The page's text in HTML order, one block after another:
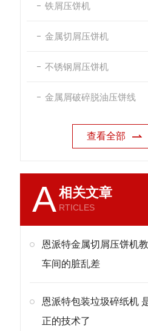
铁屑压饼机
金属切屑压饼机
不锈钢屑压饼机
金属屑破碎脱油压饼线
查看全部
A相关文章
RTICLES
恩派特金属切屑压饼机
车间的脏乱差
恩派特包装垃圾碎纸机
正的技术了